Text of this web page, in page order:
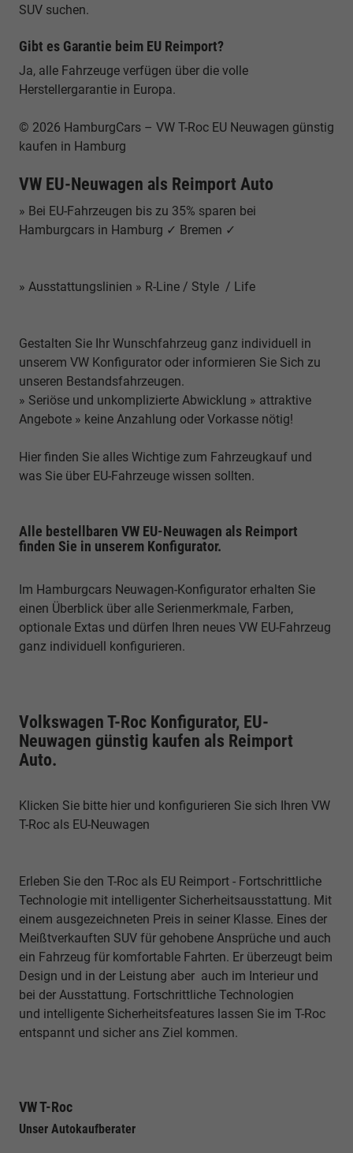
SUV suchen.
Gibt es Garantie beim EU Reimport?
Ja, alle Fahrzeuge verfügen über die volle
Herstellergarantie in Europa.
© 2026 HamburgCars – VW T-Roc EU Neuwagen günstig
kaufen in Hamburg
VW EU-Neuwagen als Reimport Auto
» Bei EU-Fahrzeugen bis zu 35% sparen bei
Hamburgcars in Hamburg ✓ Bremen ✓
» Ausstattungslinien » R-Line / Style / Life
Gestalten Sie Ihr Wunschfahrzeug ganz individuell in
unserem VW Konfigurator oder informieren Sie Sich zu
unseren Bestandsfahrzeugen.
» Seriöse und unkomplizierte Abwicklung » attraktive
Angebote » keine Anzahlung oder Vorkasse nötig!
Hier finden Sie alles Wichtige zum Fahrzeugkauf und
was Sie über EU-Fahrzeuge wissen sollten.
Alle bestellbaren VW EU-Neuwagen als Reimport
finden Sie in unserem Konfigurator.
Im Hamburgcars Neuwagen-Konfigurator erhalten Sie
einen Überblick über alle Serienmerkmale, Farben,
optionale Extas und dürfen Ihren neues VW EU-Fahrzeug
ganz individuell konfigurieren.
Volkswagen T-Roc Konfigurator, EU-
Neuwagen günstig kaufen als Reimport
Auto.
Klicken Sie bitte hier und konfigurieren Sie sich Ihren VW
T-Roc als EU-Neuwagen
Erleben Sie den T-Roc als EU Reimport - Fortschrittliche
Technologie mit intelligenter Sicherheitsausstattung. Mit
einem ausgezeichneten Preis in seiner Klasse. Eines der
Meißtverkauften SUV für gehobene Ansprüche und auch
ein Fahrzeug für komfortable Fahrten. Er überzeugt beim
Design und in der Leistung aber auch im Interieur und
bei der Ausstattung. Fortschrittliche Technologien
und intelligente Sicherheitsfeatures lassen Sie im T-Roc
entspannt und sicher ans Ziel kommen.
VW T-Roc
Unser Autokaufberater